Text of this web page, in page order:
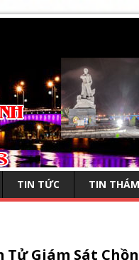
TIN TỨC TIN
Giám Sát